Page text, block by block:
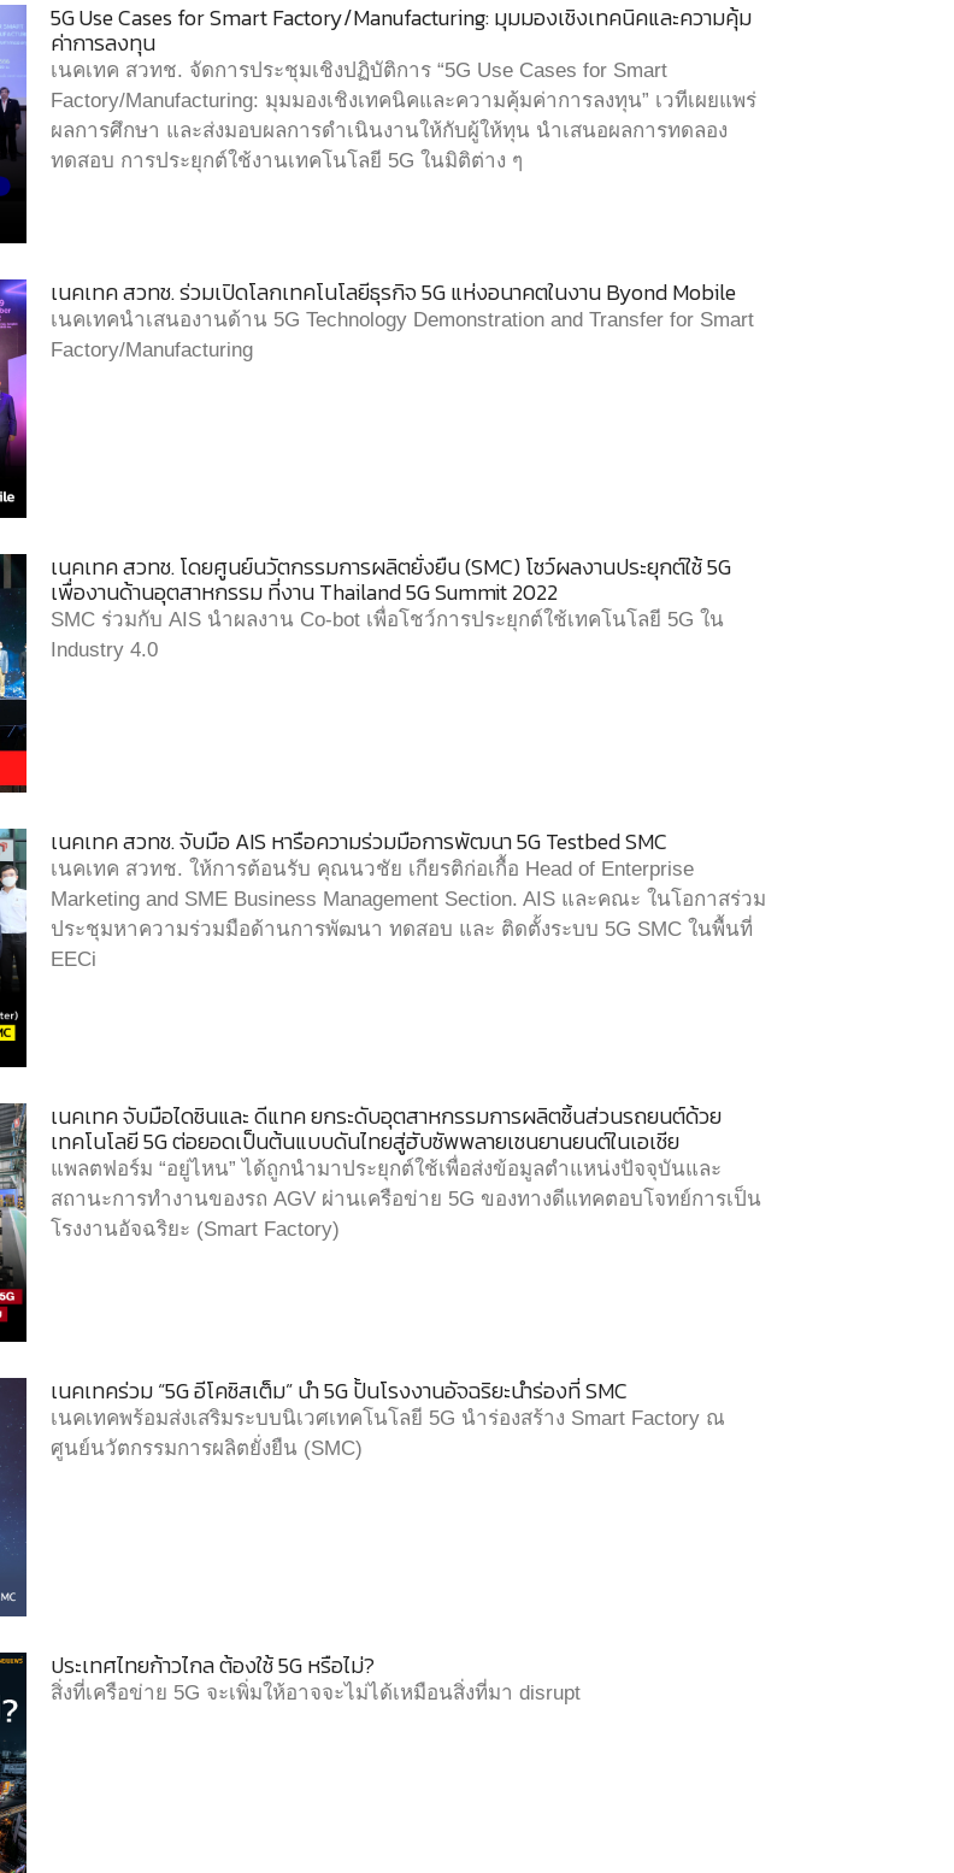
5G Use Cases for Smart Factory/Manufacturing: มุมมองเชิงเทคนิคและความคุ้ม
ค่าการลงทุน
เนคเทค สวทช. จัดการประชุมเชิงปฏิบัติการ “5G Use Cases for Smart
Factory/Manufacturing: มุมมองเชิงเทคนิคและความคุ้มค่าการลงทุน” เวทีเผยแพร่
ผลการศึกษา และส่งมอบผลการดำเนินงานให้กับผู้ให้ทุน นำเสนอผลการทดลอง
ทดสอบ การประยุกต์ใช้งานเทคโนโลยี 5G ในมิติต่าง ๆ
เนคเทค สวทช. ร่วมเปิดโลกเทคโนโลยีธุรกิจ 5G แห่งอนาคตในงาน Byond Mobile
เนคเทคนำเสนองานด้าน 5G Technology Demonstration and Transfer for Smart
Factory/Manufacturing
เนคเทค สวทช. โดยศูนย์นวัตกรรมการผลิตยั่งยืน (SMC) โชว์ผลงานประยุกต์ใช้ 5G
เพื่องานด้านอุตสาหกรรม ที่งาน Thailand 5G Summit 2022
SMC ร่วมกับ AIS นำผลงาน Co-bot เพื่อโชว์การประยุกต์ใช้เทคโนโลยี 5G ใน
Industry 4.0
เนคเทค สวทช. จับมือ AIS หารือความร่วมมือการพัฒนา 5G Testbed SMC
เนคเทค สวทช. ให้การต้อนรับ คุณนวชัย เกียรติก่อเกื้อ Head of Enterprise
Marketing and SME Business Management Section. AIS และคณะ ในโอกาสร่วม
ประชุมหาความร่วมมือด้านการพัฒนา ทดสอบ และ ติดตั้งระบบ 5G SMC ในพื้นที่
EECi
เนคเทค จับมือไดซินและ ดีแทค ยกระดับอุตสาหกรรมการผลิตชิ้นส่วนรถยนต์ด้วย
เทคโนโลยี 5G ต่อยอดเป็นต้นแบบดันไทยสู่ฮับซัพพลายเชนยานยนต์ในเอเชีย
แพลตฟอร์ม “อยู่ไหน” ได้ถูกนำมาประยุกต์ใช้เพื่อส่งข้อมูลตำแหน่งปัจจุบันและ
สถานะการทำงานของรถ AGV ผ่านเครือข่าย 5G ของทางดีแทคตอบโจทย์การเป็น
โรงงานอัจฉริยะ (Smart Factory)
เนคเทคร่วม “5G อีโคซิสเต็ม” นำ 5G ปั้นโรงงานอัจฉริยะนำร่องที่ SMC
เนคเทคพร้อมส่งเสริมระบบนิเวศเทคโนโลยี 5G นำร่องสร้าง Smart Factory ณ
ศูนย์นวัตกรรมการผลิตยั่งยืน (SMC)
ประเทศไทยก้าวไกล ต้องใช้ 5G หรือไม่?
สิ่งที่เครือข่าย 5G จะเพิ่มให้อาจจะไม่ได้เหมือนสิ่งที่มา disrupt